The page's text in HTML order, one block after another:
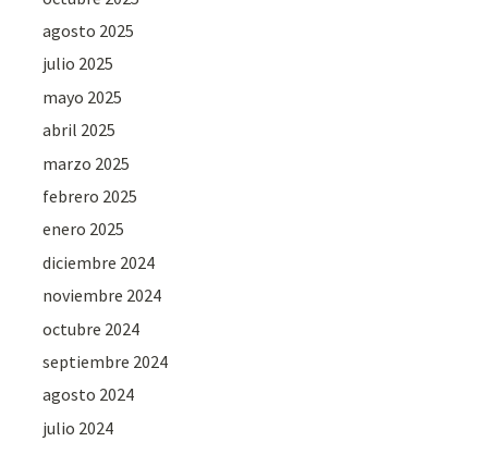
agosto 2025
julio 2025
mayo 2025
abril 2025
marzo 2025
febrero 2025
enero 2025
diciembre 2024
noviembre 2024
octubre 2024
septiembre 2024
agosto 2024
julio 2024